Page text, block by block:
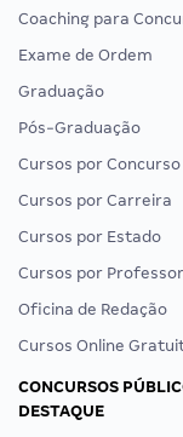
Coaching para
Exame de Ordem
Graduação
Pós-Graduação
Cursos por Concurso
Cursos por Carreira
Cursos por Estado
Cursos por Professor
Oficina de Redação
Cursos Online
CONCURSOS
DESTAQUE